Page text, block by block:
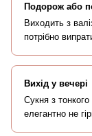
Подорож або
Виходить з
потрібно
Вихід у вечері
Сукня з
елегантно не